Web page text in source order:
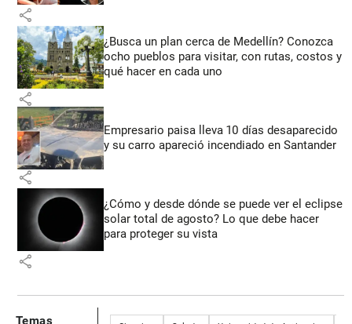
share
¿Busca un plan cerca de Medellín? Conozca
ocho pueblos para visitar, con rutas, costos y
qué hacer en cada uno
share
Empresario paisa lleva 10 días desaparecido
y su carro apareció incendiado en Santander
share
¿Cómo y desde dónde se puede ver el eclipse
solar total de agosto? Lo que debe hacer
para proteger su vista
share
Temas